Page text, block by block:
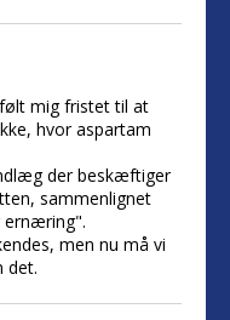
mig fristet til at
hvor aspartam
der beskæftiger
sammenlignet
ernæring".
men nu må vi
det.